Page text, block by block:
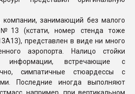
компании, занимающий без малого
№13 (кстати, номер стенда тоже
представлен в виде ни много
аэропорта. Налицо стойки
информации, встречающие с
симпатичные стюардессы с
Последние иногда выполняют
например, при вертикальном